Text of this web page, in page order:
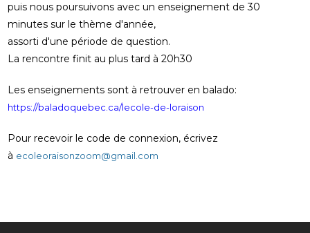
puis nous poursuivons avec un enseignement de 30
minutes sur le thème d'année,
assorti d'une période de question.
La rencontre finit au plus tard à 20h30
Les enseignements sont à retrouver en balado:
https://baladoquebec.ca/lecole-de-loraison
Pour recevoir le code de connexion, écrivez
à ecoleoraisonzoom@gmail.com